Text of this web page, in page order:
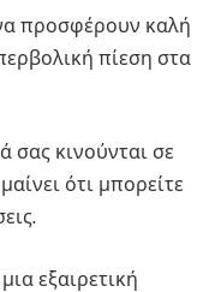
προσφέρουν καλή
πίεση στα
σας κινούνται σε
ότι μπορείτε
εξαιρετική